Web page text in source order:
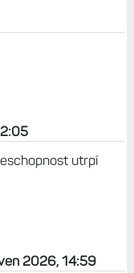
utrpí
2026, 14:59